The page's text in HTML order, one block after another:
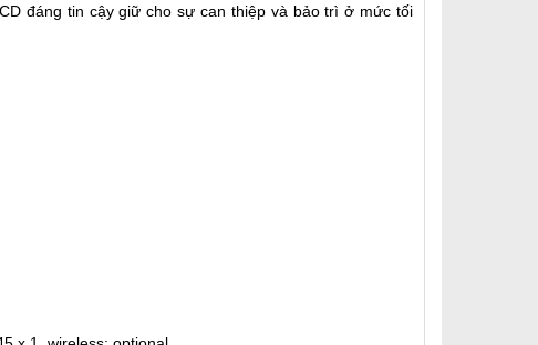
đáng tin cậy giữ cho sự can thiệp và bảo trì ở mức tối